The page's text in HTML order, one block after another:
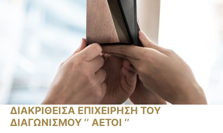
ΔΙΑΚΡΙΘΕΙΣΑ ΕΠΙΧΕΙΡΗΣΗ ΤΟΥ
ΔΙΑΓΩΝΙΣΜΟΥ ‘’ ΑΕΤΟΙ ‘’